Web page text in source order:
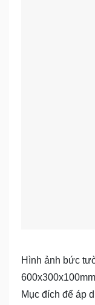
Hình ảnh bức
Mục đích để áp